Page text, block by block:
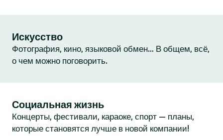
Искусство
Фотография, кино, языковой обмен… В общем, всё,
о чем можно поговорить.
Социальная жизнь
Концерты, фестивали, караоке, спорт — планы,
которые становятся лучше в новой компании!